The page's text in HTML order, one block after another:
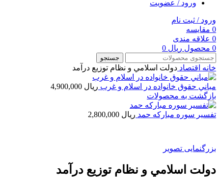
ورود / عضویت
ورود / ثبت نام
0 مقایسه
0 علاقه مندی
0 محصول ریال
جستجو
خانه اقتصاد دولت اسلامي و نظام توزيع درآمد
مباني حقوق خانواده در اسلام و غرب ریال
بازگشت به محصولات
تفسير سوره مباركه حمد ریال
بزرگنمایی تصویر
دولت اسلامي و نظام توزيع درآمد